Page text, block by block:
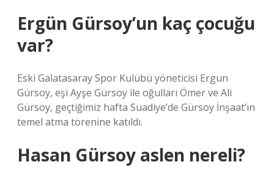
Ergün Gürsoy’un kaç çocuğu
var?
Eski Galatasaray Spor Kulübü yöneticisi Ergun
Gürsoy, eşi Ayşe Gürsoy ile oğulları Ömer ve Ali
Gürsoy, geçtiğimiz hafta Suadiye’de Gürsoy İnşaat’ın
temel atma törenine katıldı.
Hasan Gürsoy aslen nereli?